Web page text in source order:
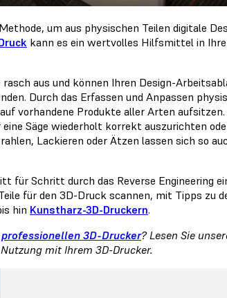
um aus physischen Teilen digitale
kann es ein wertvolles Hilfsmittel in
aus und können Ihren Design-
Durch das Erfassen und Anpassen
vorhandene Produkte aller Arten
Säge wiederholt korrekt auszurichten
Lackieren oder Ätzen lassen sich so
für Schritt durch das Reverse Engineering
für den 3D-Druck scannen, mit Tipps zu
hin Kunstharz-3D-Druckern.
professionellen 3D-Drucker? Lesen Sie
mit Ihrem 3D-Drucker.